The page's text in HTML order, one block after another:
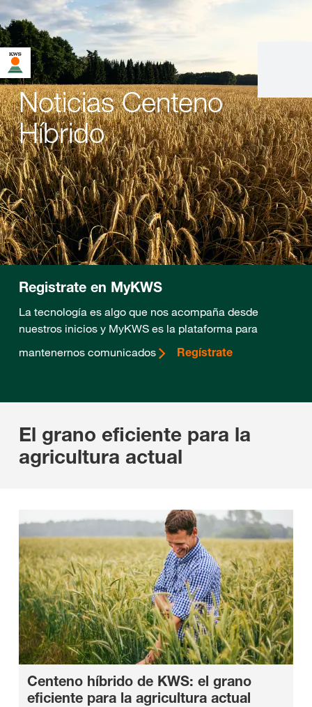
Noticias Centeno
Híbrido
Registrate en MyKWS
La tecnología es algo que nos acompaña desde
nuestros inicios y MyKWS es la plataforma para
mantenernos comunicados
Regístrate
El grano eficiente para la
agricultura actual
Centeno híbrido de KWS: el grano
eficiente para la agricultura actual